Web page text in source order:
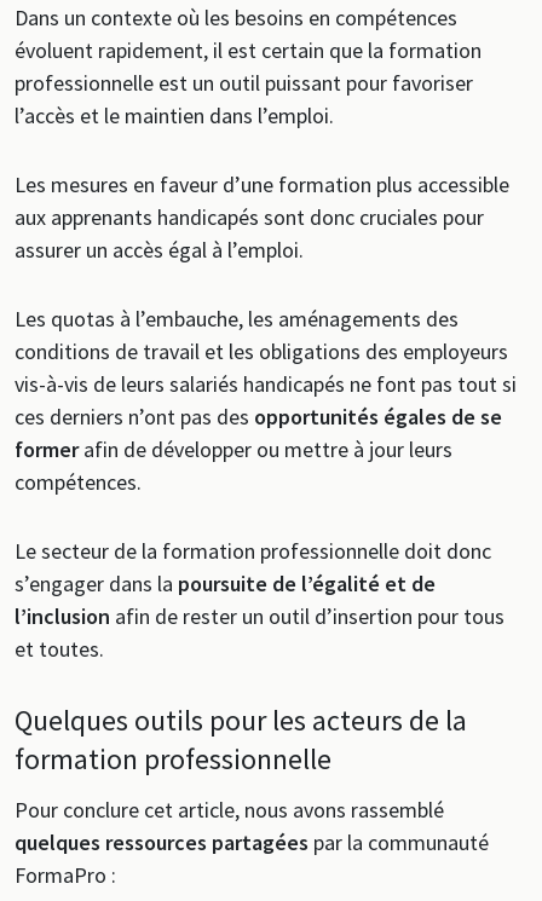
Dans un contexte où les besoins en compétences
évoluent rapidement, il est certain que la formation
professionnelle est un outil puissant pour favoriser
l’accès et le maintien dans l’emploi.
Les mesures en faveur d’une formation plus accessible
aux apprenants handicapés sont donc cruciales pour
assurer un accès égal à l’emploi.
Les quotas à l’embauche, les aménagements des
conditions de travail et les obligations des employeurs
vis-à-vis de leurs salariés handicapés ne font pas tout si
ces derniers n’ont pas des opportunités égales de se
formerafin de développer ou mettre à jour leurs
compétences.
Le secteur de la formation professionnelle doit donc
s’engager dans la poursuite de l’égalité et de
l’inclusion afin de rester un outil d’insertion pour tous
et toutes.
Quelques outils pour les acteurs de la
formation professionnelle
Pour conclure cet article, nous avons rassemblé
quelques ressources partagées par la communauté
FormaPro :